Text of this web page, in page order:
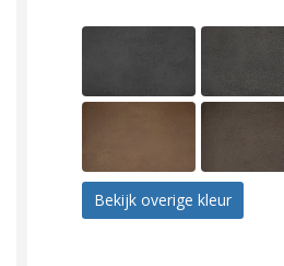
Bekijk overige kleur